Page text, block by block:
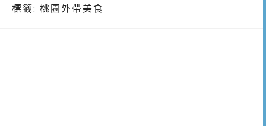
標籤: 桃園外帶美食